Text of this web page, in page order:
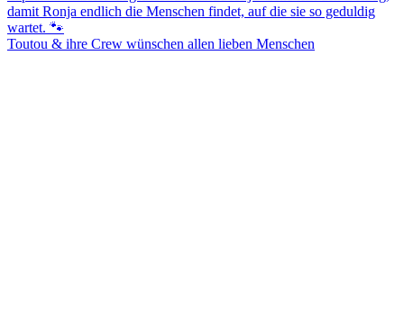
Toutou & ihre Crew wünschen allen lieben Menschen